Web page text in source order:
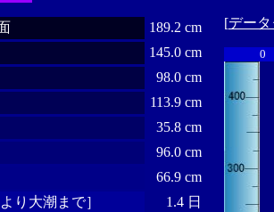
189.2 cm
145.0 cm
98.0 cm
113.9 cm
35.8 cm
96.0 cm
66.9 cm
り大潮まで］
1.4 日
[デー
0